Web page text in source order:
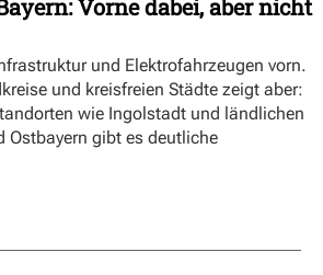
Vorne dabei, aber nicht
und Elektrofahrzeugen vorn.
und kreisfreien Städte zeigt aber:
wie Ingolstadt und ländlichen
Ostbayern gibt es deutliche